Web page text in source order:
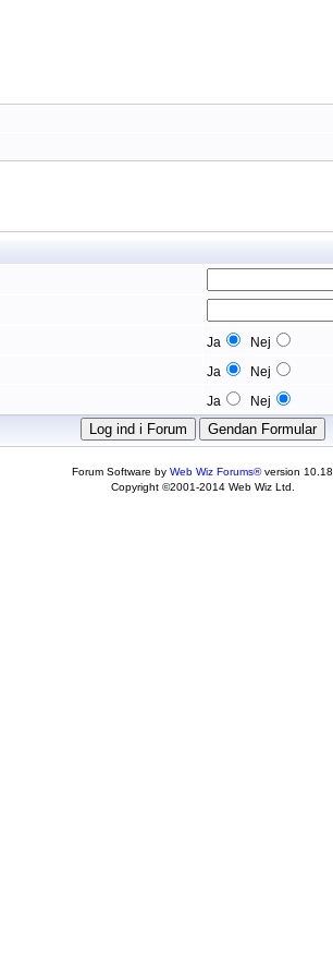
Ja
Nej
Ja
Nej
Ja Nej
Forum Software by Web Wiz Forums®version 10.18
Copyright ©2001-2014 Web Wiz Ltd.